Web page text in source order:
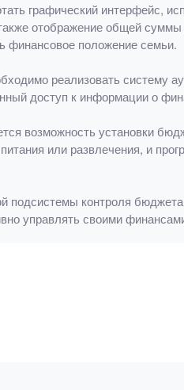
графический интерфейс,
отображение общей
финансовое положение семьи.
реализовать систему
доступ к информации о
возможность установки
или развлечения, и
подсистемы контроля
управлять своими